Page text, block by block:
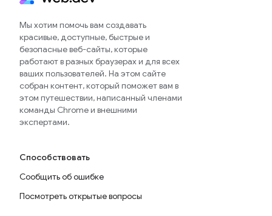
Мы хотим помочь вам создавать
красивые, доступные, быстрые и
безопасные веб-сайты, которые
работают в разных браузерах и для всех
ваших пользователей. На этом сайте
собран контент, который поможет вам в
этом путешествии, написанный членами
команды Chrome и внешними
экспертами.
Способствовать
Сообщить об ошибке
Посмотреть открытые вопросы